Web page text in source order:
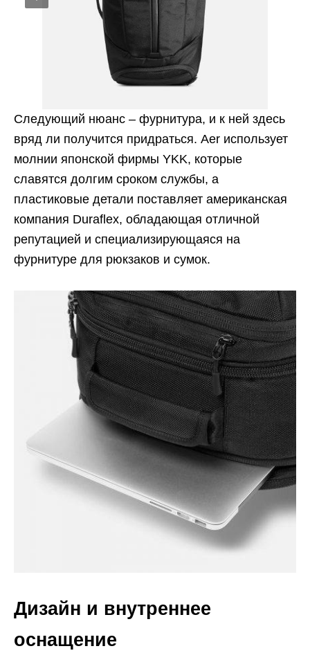
Следующий нюанс – фурнитура, и к ней здесь
вряд ли получится придраться. Aer использует
молнии японской фирмы YKK, которые
славятся долгим сроком службы, а
пластиковые детали поставляет американская
компания Duraflex, обладающая отличной
репутацией и специализирующаяся на
фурнитуре для рюкзаков и сумок.
Дизайн и внутреннее
оснащение